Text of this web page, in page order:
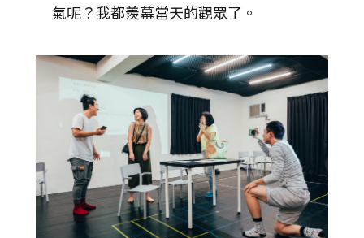
氣呢？我都羨幕當天的觀眾了。